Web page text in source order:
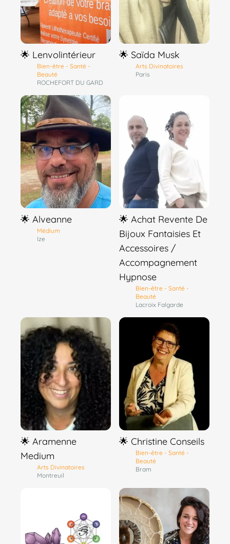
🌟 Lenvolintérieur
Bien-être - Santé -
Beauté
ROCHEFORT DU GARD
🌟 Saïda Musk
Arts Divinatoires
Paris
🌟 Alveanne
Médium
Ize
🌟 Achat Revente De
Bijoux Fantaisies Et
Accessoires /
Accompagnement
Hypnose
Bien-être - Santé -
Beauté
Lacroix Falgarde
🌟 Aramenne
Medium
Arts Divinatoires
Montreuil
🌟 Christine Conseils
Bien-être - Santé -
Beauté
Bram